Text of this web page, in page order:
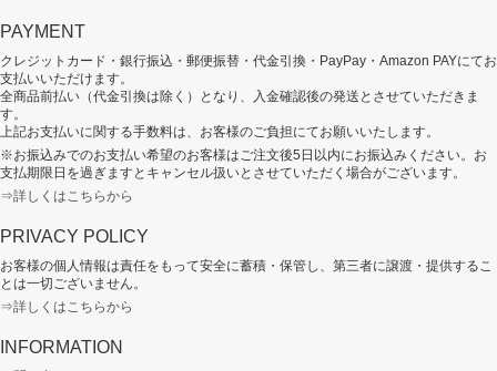
PAYMENT
クレジットカード・銀行振込・郵便振替・代金引換・PayPay・Amazon PAYにてお
支払いいただけます。
全商品前払い（代金引換は除く）となり、入金確認後の発送とさせていただきま
す。
上記お支払いに関する手数料は、お客様のご負担にてお願いいたします。
※お振込みでのお支払い希望のお客様はご注文後5日以内にお振込みください。お
支払期限日を過ぎますとキャンセル扱いとさせていただく場合がございます。
⇒詳しくはこちらから
PRIVACY POLICY
お客様の個人情報は責任をもって安全に蓄積・保管し、第三者に譲渡・提供するこ
とは一切ございません。
⇒詳しくはこちらから
INFORMATION